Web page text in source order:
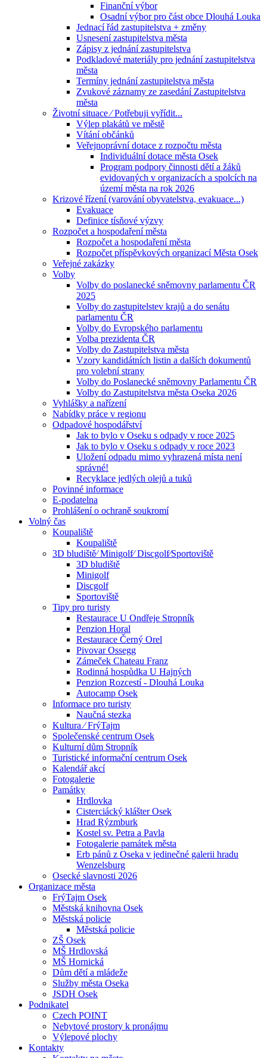
Finanční výbor
Osadní výbor pro část obce Dlouhá Louka
Jednací řád zastupitelstva + změny
Usnesení zastupitelstva města
Zápisy z jednání zastupitelstva
Podkladové materiály pro jednání zastupitelstva
města
Termíny jednání zastupitelstva města
Zvukové záznamy ze zasedání Zastupitelstva
města
Životní situace ⁄ Potřebuji vyřídit...
Výlep plakátů ve městě
Vítání občánků
Veřejnoprávní dotace z rozpočtu města
Individuální dotace města Osek
Program podpory činnosti dětí a žáků
evidovaných v organizacích a spolcích na
území města na rok 2026
Krizové řízení (varování obyvatelstva, evakuace...)
Evakuace
Definice tísňové výzvy
Rozpočet a hospodaření města
Rozpočet a hospodaření města
Rozpočet příspěvkových organizací Města Osek
Veřejné zakázky
Volby
Volby do poslanecké sněmovny parlamentu ČR
2025
Volby do zastupitelstev krajů a do senátu
parlamentu ČR
Volby do Evropského parlamentu
Volba prezidenta ČR
Volby do Zastupitelstva města
Vzory kandidátních listin a dalších dokumentů
pro volební strany
Volby do Poslanecké sněmovny Parlamentu ČR
Volby do Zastupitelstva města Oseka 2026
Vyhlášky a nařízení
Nabídky práce v regionu
Odpadové hospodářství
Jak to bylo v Oseku s odpady v roce 2025
Jak to bylo v Oseku s odpady v roce 2023
Uložení odpadu mimo vyhrazená místa není
správné!
Recyklace jedlých olejů a tuků
Povinné informace
E-podatelna
Prohlášení o ochraně soukromí
Volný čas
Koupaliště
Koupaliště
3D bludiště⁄ Minigolf⁄ Discgolf⁄Sportoviště
3D bludiště
Minigolf
Discgolf
Sportoviště
Tipy pro turisty
Restaurace U Ondřeje Stropník
Penzion Horal
Restaurace Černý Orel
Pivovar Ossegg
Zámeček Chateau Franz
Rodinná hospůdka U Hajných
Penzion Rozcestí - Dlouhá Louka
Autocamp Osek
Informace pro turisty
Naučná stezka
Kultura ⁄ FrýTajm
Společenské centrum Osek
Kulturní dům Stropník
Turistické informační centrum Osek
Kalendář akcí
Fotogalerie
Památky
Hrdlovka
Cisterciácký klášter Osek
Hrad Rýzmburk
Kostel sv. Petra a Pavla
Fotogalerie památek města
Erb pánů z Oseka v jedinečné galerii hradu
Wenzelsburg
Osecké slavnosti 2026
Organizace města
FrýTajm Osek
Městská knihovna Osek
Městská policie
Městská policie
ZŠ Osek
MŠ Hrdlovská
MŠ Hornická
Dům dětí a mládeže
Služby města Oseka
JSDH Osek
Podnikatel
Czech POINT
Nebytové prostory k pronájmu
Výlepové plochy
Kontakty